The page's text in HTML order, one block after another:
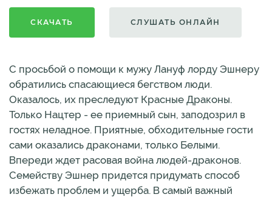
СКАЧАТЬ СЛУШАТЬ ОНЛАЙН
С просьбой о помощи к мужу Лануф лорду Эшнеру
обратились спасающиеся бегством люди.
Оказалось, их преследуют Красные Драконы.
Только Нацтер - ее приемный сын, заподозрил в
гостях неладное. Приятные, обходительные гости
сами оказались драконами, только Белыми.
Впереди ждет расовая война людей-драконов.
Семейству Эшнер придется придумать способ
избежать проблем и ущерба. В самый важный